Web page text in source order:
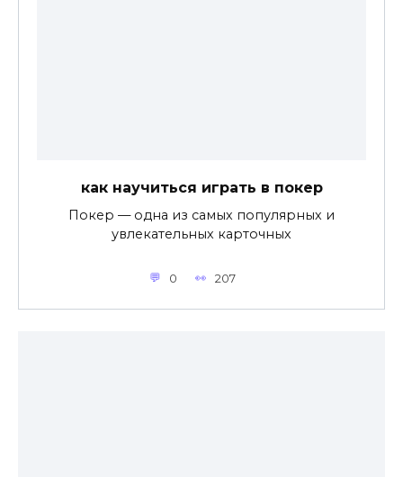
как научиться играть в покер
Покер — одна из самых популярных и
увлекательных карточных
0 207